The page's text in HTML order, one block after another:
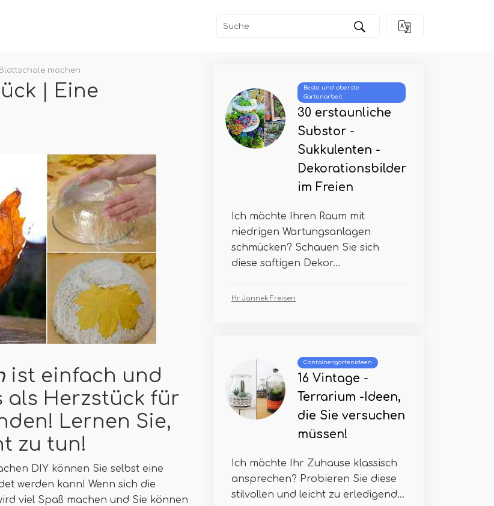
machen
| Eine
ist einfach und
als Herzstück für
Lernen Sie,
zu tun!
DIY können Sie selbst eine
werden kann! Wenn sich die
viel Spaß machen und Sie können
Beste und oberste
Gartenarbeit
30 erstaunliche
Substor -
Sukkulenten -
Dekorationsbilder
im Freien
Ich möchte Ihren Raum mit
niedrigen Wartungsanlagen
schmücken? Schauen Sie sich
diese saftigen Dekor...
Hr. Jannek Freisen
Containergartenideen
16 Vintage -
Terrarium -Ideen,
die Sie versuchen
müssen!
Ich möchte Ihr Zuhause klassisch
ansprechen? Probieren Sie diese
stilvollen und leicht zu erledigend...